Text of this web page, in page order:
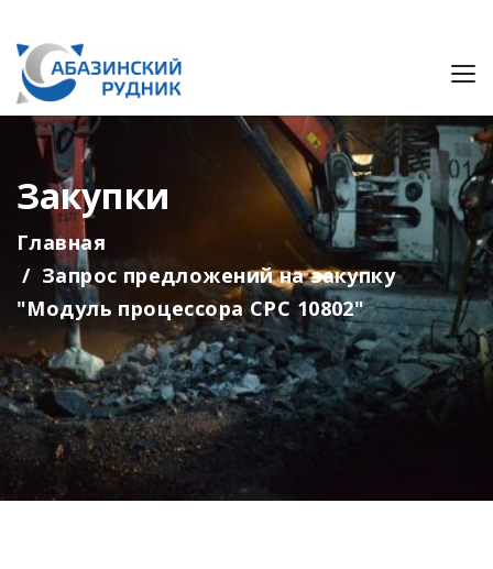
Закупки
Главная
Запрос предложений на закупку
"Модуль процессора СРС 10802"